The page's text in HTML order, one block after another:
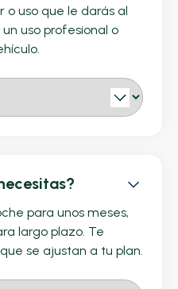
o uso que le darás al
uso profesional o
para unos meses,
largo plazo. Te
se ajustan a tu plan.